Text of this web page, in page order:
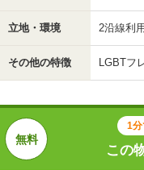
立地・環境 2沿線利
その他の特徴 LGBTフ
1分
この